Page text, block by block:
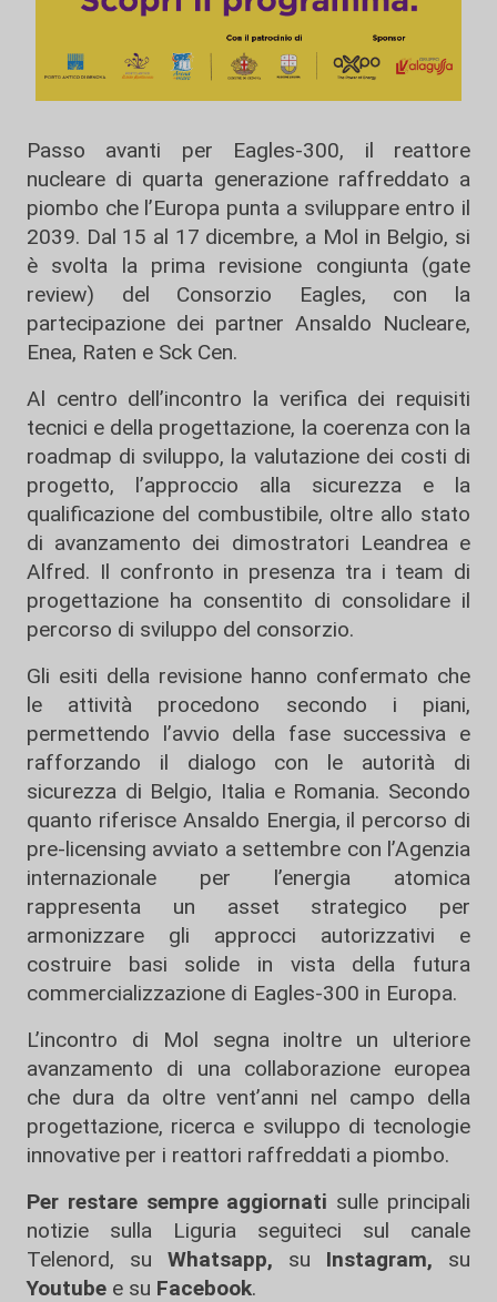
Passo avanti per Eagles-300, il reattore
nucleare di quarta generazione raffreddato a
piombo che l’Europa punta a sviluppare entro il
2039. Dal 15 al 17 dicembre, a Mol in Belgio, si
è svolta la prima revisione congiunta (gate
review) del Consorzio Eagles, con la
partecipazione dei partner Ansaldo Nucleare,
Enea, Raten e Sck Cen.
Al centro dell’incontro la verifica dei requisiti
tecnici e della progettazione, la coerenza con la
roadmap di sviluppo, la valutazione dei costi di
progetto, l’approccio alla sicurezza e la
qualificazione del combustibile, oltre allo stato
di avanzamento dei dimostratori Leandrea e
Alfred. Il confronto in presenza tra i team di
progettazione ha consentito di consolidare il
percorso di sviluppo del consorzio.
Gli esiti della revisione hanno confermato che
le attività procedono secondo i piani,
permettendo l’avvio della fase successiva e
rafforzando il dialogo con le autorità di
sicurezza di Belgio, Italia e Romania. Secondo
quanto riferisce Ansaldo Energia, il percorso di
pre-licensing avviato a settembre con l’Agenzia
internazionale per l’energia atomica
rappresenta un asset strategico per
armonizzare gli approcci autorizzativi e
costruire basi solide in vista della futura
commercializzazione di Eagles-300 in Europa.
L’incontro di Mol segna inoltre un ulteriore
avanzamento di una collaborazione europea
che dura da oltre vent’anni nel campo della
progettazione, ricerca e sviluppo di tecnologie
innovative per i reattori raffreddati a piombo.
Per restare sempre aggiornati sulle principali
notizie sulla Liguria seguiteci sul canale
Telenord, su
Whatsapp, su Instagram, su
Youtube e su Facebook.